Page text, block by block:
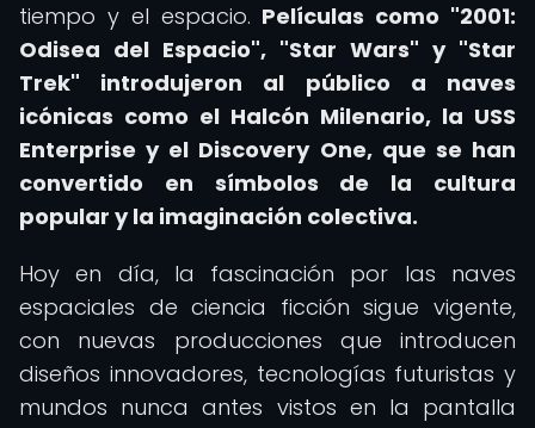
tiempo y el espacio. Películas como "2001:
Odisea del Espacio", "Star Wars" y "Star
Trek" introdujeron al público a naves
icónicas como el Halcón Milenario, la USS
Enterprise y el Discovery One, que se han
convertido en símbolos de la cultura
popular y la imaginación colectiva.
Hoy en día, la fascinación por las naves
espaciales de ciencia ficción sigue vigente,
con nuevas producciones que introducen
diseños innovadores, tecnologías futuristas y
mundos nunca antes vistos en la pantalla